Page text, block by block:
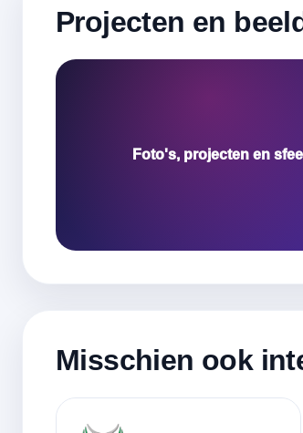
Projecten en
Foto's, projecten en
Misschien ook